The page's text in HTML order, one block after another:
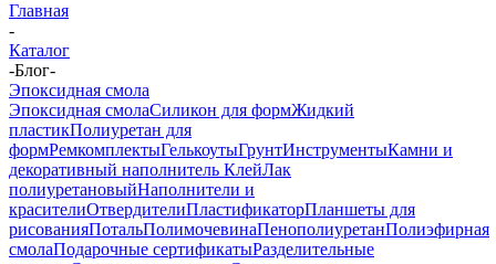
Главная
-
Каталог
-Блог-
Эпоксидная смола
Эпоксидная смолаСиликон для формЖидкий
пластикПолиуретан для
формРемкомплектыГелькоутыГрунтИнструментыКамни и
декоративный наполнитель КлейЛак
полиуретановыйНаполнители и
красителиОтвердителиПластификаторПланшеты для
рисованияПотальПолимочевинаПенополиуретанПолиэфирная
смолаПодарочные сертификатыРазделительные